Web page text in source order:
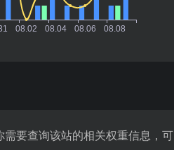
要查询该站的相关权重信息，可